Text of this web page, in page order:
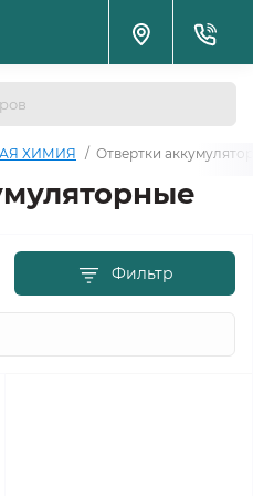
ХИМИЯ Отвертки
Фильтр